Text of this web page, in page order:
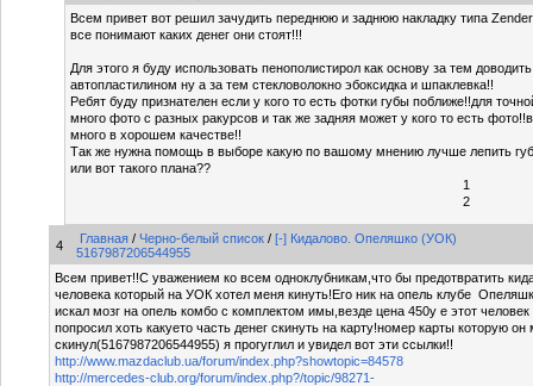
Всем привет вот решил зачудить переднюю и заднюю накладку типа
все понимают каких денег они стоят!!!
Для этого я буду использовать пенополистирол как основу за тем
автопластилином ну а за тем стекловолокно эбоксидка и шпаклевка!!
Ребят буду признателен если у кого то есть фотки губы поближе!!для
много фото с разных ракурсов и так же задняя может у кого то есть
много в хорошем качестве!!
Так же нужна помощь в выборе какую по вашому мнению лучше лепить
или вот такого плана??
1
2
4 Главная/ Черно-белый список/ [-] Кидалово. Опеляшко (УОК)
5167987206544955
Всем привет!!С уважением ко всем одноклубникам,что бы предотвратить
человека который на УОК хотел меня кинуть!Его ник на опель клубе
искал мозг на опель комбо с комплектом имы,везде цена 450у е этот
попросил хоть какуето часть денег скинуть на карту!номер карты которую он
скинул(5167987206544955) я прогуглил и увидел вот эти ссылки!!
http://www.mazdaclub.ua/forum/index.php?showtopic=84578
http://mercedes-club.org/forum/index.php?/topic/98271-